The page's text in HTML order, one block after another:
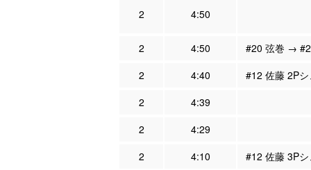
2 4:50
2 4:50
#20 弦巻 →
2
4:40
#12 佐藤 2P
2
4:39
2
4:29
2
4:10
#12 佐藤 3P